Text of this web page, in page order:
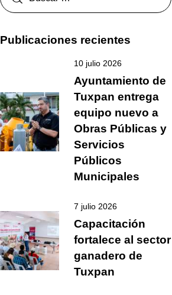
Publicaciones recientes
10 julio 2026
Ayuntamiento de
Tuxpan entrega
equipo nuevo a
Obras Públicas y
Servicios
Públicos
Municipales
7 julio 2026
Capacitación
fortalece al sector
ganadero de
Tuxpan